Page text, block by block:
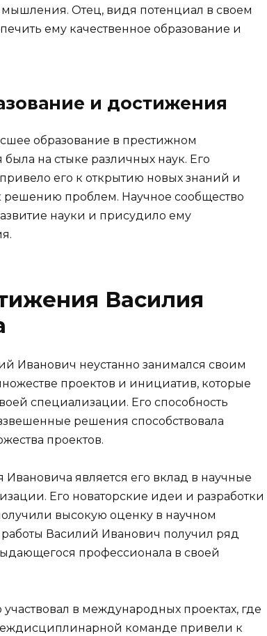
Отец, видя потенциал в своем
ему качественное образование и
и достижения
образование в престижном
была на стыке различных наук. Его
его к открытию новых знаний и
решению проблем. Научное сообщество
науки и присудило ему
Василия
Иванович неустанно занимался своим
проектов и инициатив, которые
специализации. Его способность
решения способствовала
проектов.
является его вклад в научные
Его новаторские идеи и разработки
высокую оценку в научном
работы Василий Иванович получил ряд
профессионала в своей
в международных проектах, где
команде привели к